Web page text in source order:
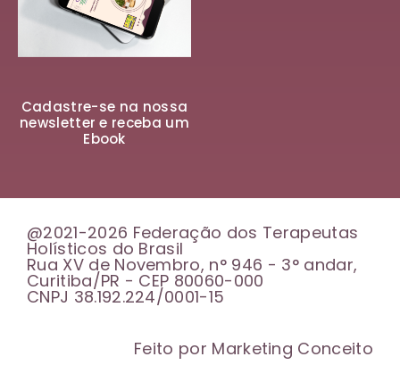
Cadastre-se na nossa
newsletter e receba um
Ebook
@2021-2026 Federação dos Terapeutas
Holísticos do Brasil
Rua XV de Novembro, n° 946 - 3° andar,
Curitiba/PR - CEP 80060-000
CNPJ 38.192.224/0001-15
Feito por Marketing Conceito